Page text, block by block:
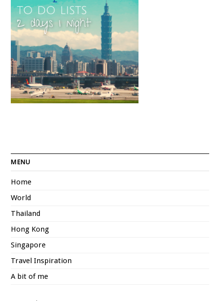
MENU
Home
World
Thailand
Hong Kong
Singapore
Travel Inspiration
A bit of me